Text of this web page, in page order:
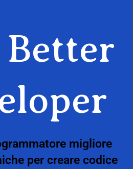
Better
migliore
per creare codice